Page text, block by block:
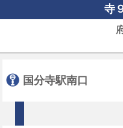
寺
国分寺駅南口